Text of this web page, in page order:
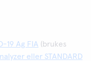
19 Ag FIA (brukes
eller STANDARD